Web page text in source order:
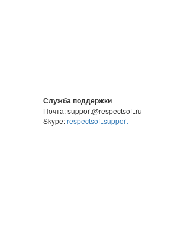
Служба поддержки
Почта: support@respectsoft.ru
Skype:respectsoft.support